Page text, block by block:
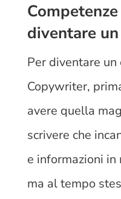
diventare
Per diventare un
Copywriter,
avere quella
scrivere che
e informazioni in
ma al tempo